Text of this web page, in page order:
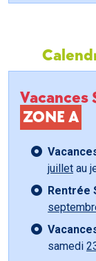
Vacances
ZONE A
juillet au
Rentrée
samedi